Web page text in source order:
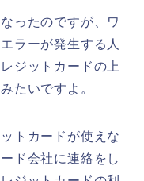
ったのですが、ワ
ラーが発生する人
ジットカードの上
たいですよ。
トカードが使えな
ド会社に連絡をし